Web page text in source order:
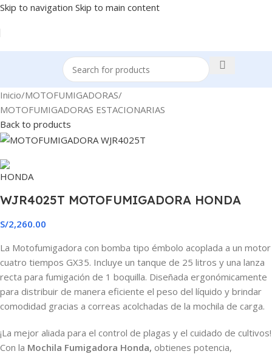
Skip to navigation Skip to main content
Inicio/MOTOFUMIGADORAS/
MOTOFUMIGADORAS ESTACIONARIAS
Back to products
WJR4025T MOTOFUMIGADORA HONDA
S/2,260.00
La Motofumigadora con bomba tipo émbolo acoplada a un motor
cuatro tiempos GX35. Incluye un tanque de 25 litros y una lanza
recta para fumigación de 1 boquilla. Diseñada ergonómicamente
para distribuir de manera eficiente el peso del líquido y brindar
comodidad gracias a correas acolchadas de la mochila de carga.
¡La mejor aliada para el control de plagas y el cuidado de cultivos!
Con la Mochila Fumigadora Honda, obtienes potencia,